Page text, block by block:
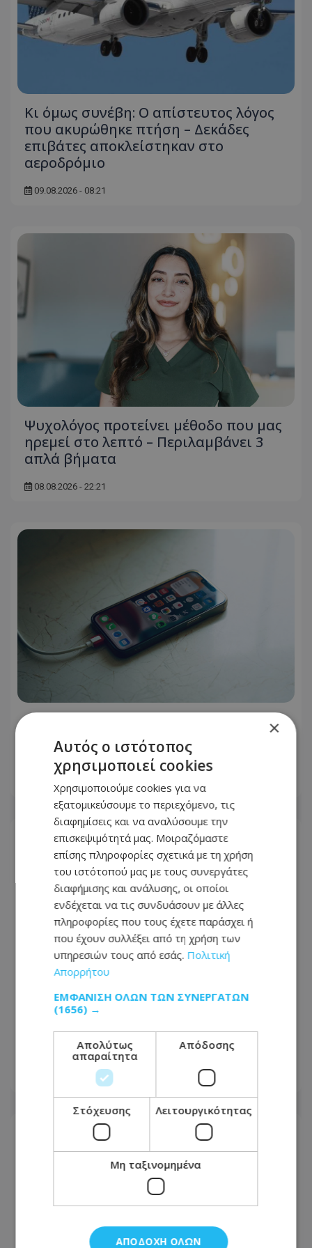
Κι όμως συνέβη: Ο απίστευτος λόγος
που ακυρώθηκε πτήση – Δεκάδες
επιβάτες αποκλείστηκαν στο
αεροδρόμιο
09.08.2026 - 08:21
Ψυχολόγος προτείνει μέθοδο που μας
ηρεμεί στο λεπτό – Περιλαμβάνει 3
απλά βήματα
08.08.2026 - 22:21
Πώς επηρεάζεται η μπαταρία αν
χρησιμοποιείτε το κινητό ενώ
φορτίζει
«Βγήκα χάλια!»: Γιατί δεν μας
αρέσουμε στις φωτογραφίες, ενώ οι
άλλοι μάς βλέπουν όμορφους
08.08.2026 - 17:44
×
Αυτός ο ιστότοπος
χρησιμοποιεί cookies
Χρησιμοποιούμε cookies για να
εξατομικεύσουμε το περιεχόμενο, τις
διαφημίσεις και να αναλύσουμε την
επισκεψιμότητά μας. Μοιραζόμαστε
επίσης πληροφορίες σχετικά με τη χρήση
του ιστότοπού μας με τους συνεργάτες
διαφήμισης και ανάλυσης, οι οποίοι
ενδέχεται να τις συνδυάσουν με άλλες
πληροφορίες που τους έχετε παράσχει ή
που έχουν συλλέξει από τη χρήση των
υπηρεσιών τους από εσάς. Πολιτική
Απορρήτου
ΕΜΦΆΝΙΣΗ ΌΛΩΝ ΤΩΝ ΣΥΝΕΡΓΑΤΏΝ
(1656) →
Απολύτως
απαραίτητα
Απόδοσης
Στόχευσης Λειτουργικότητας
Μη ταξινομημένα
ΑΠΟΔΟΧΉ ΌΛΩΝ